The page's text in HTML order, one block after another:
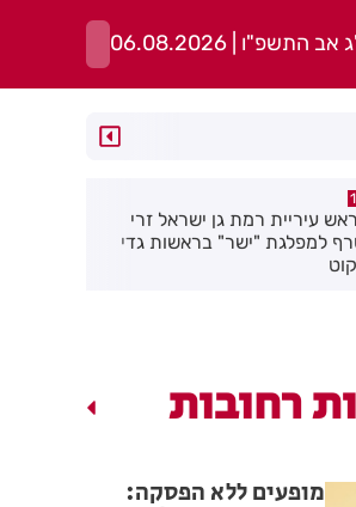
התשפ"ו | 06.08.2026
ישראל זרי
בראשות גדי
חובש איחוד הצלה הציל את
פעוטה בבת ים
רחובות
מופעים ללא הפסקה: